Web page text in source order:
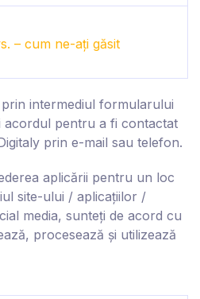
– cum ne-ați găsit
intermediul formularului
acordul pentru a fi contactat
igitaly prin e-mail sau telefon.
aplicării pentru un loc
site-ului / aplicațiilor /
media, sunteți de acord cu
procesează și utilizează